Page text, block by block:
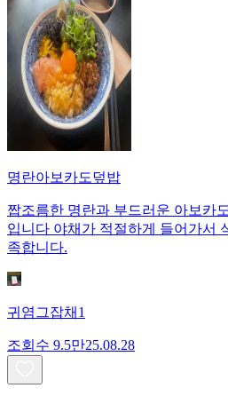
명란아보카도덮밥
짭조름한 명란과 부드러운 아보카
입니다 야채가 적절하게 들어가서
족합니다.
귀염그잡채1
조회수 9.5만25.08.28